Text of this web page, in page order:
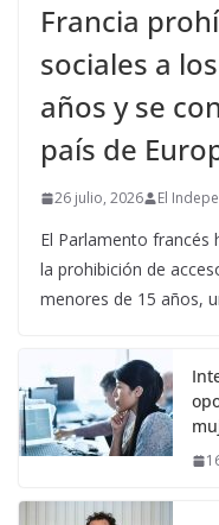
Francia
sociales a
años y se
país de
26 julio, 2026 El
El Parlamento
la prohibición de
menores de 15 años,